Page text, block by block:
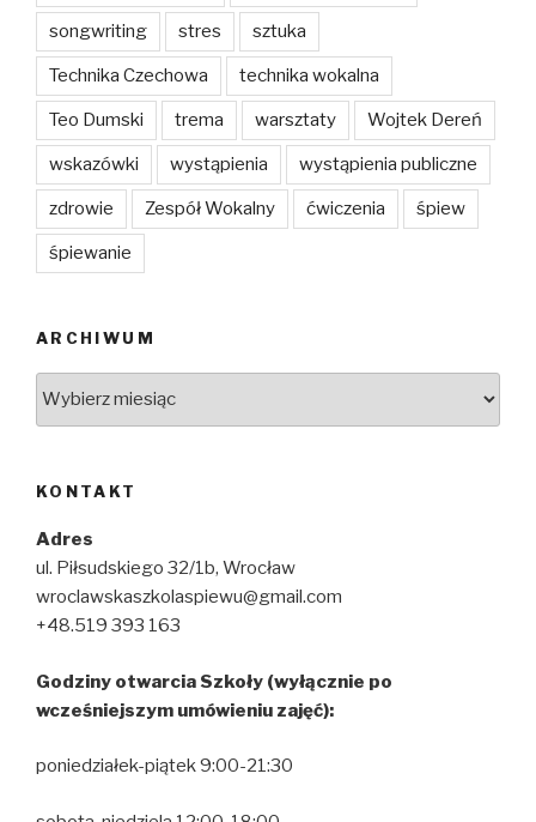
songwriting stres sztuka
Technika Czechowa technika wokalna
Teo Dumski trema warsztaty Wojtek Dereń
wskazówki wystąpienia wystąpienia publiczne
zdrowie Zespół Wokalny ćwiczenia śpiew
śpiewanie
ARCHIWUM
KONTAKT
Adres
ul. Piłsudskiego 32/1b, Wrocław
wroclawskaszkolaspiewu@gmail.com
+48.519 393 163
Godziny otwarcia Szkoły (wyłącznie po
wcześniejszym umówieniu zajęć):
poniedziałek-piątek 9:00-21:30